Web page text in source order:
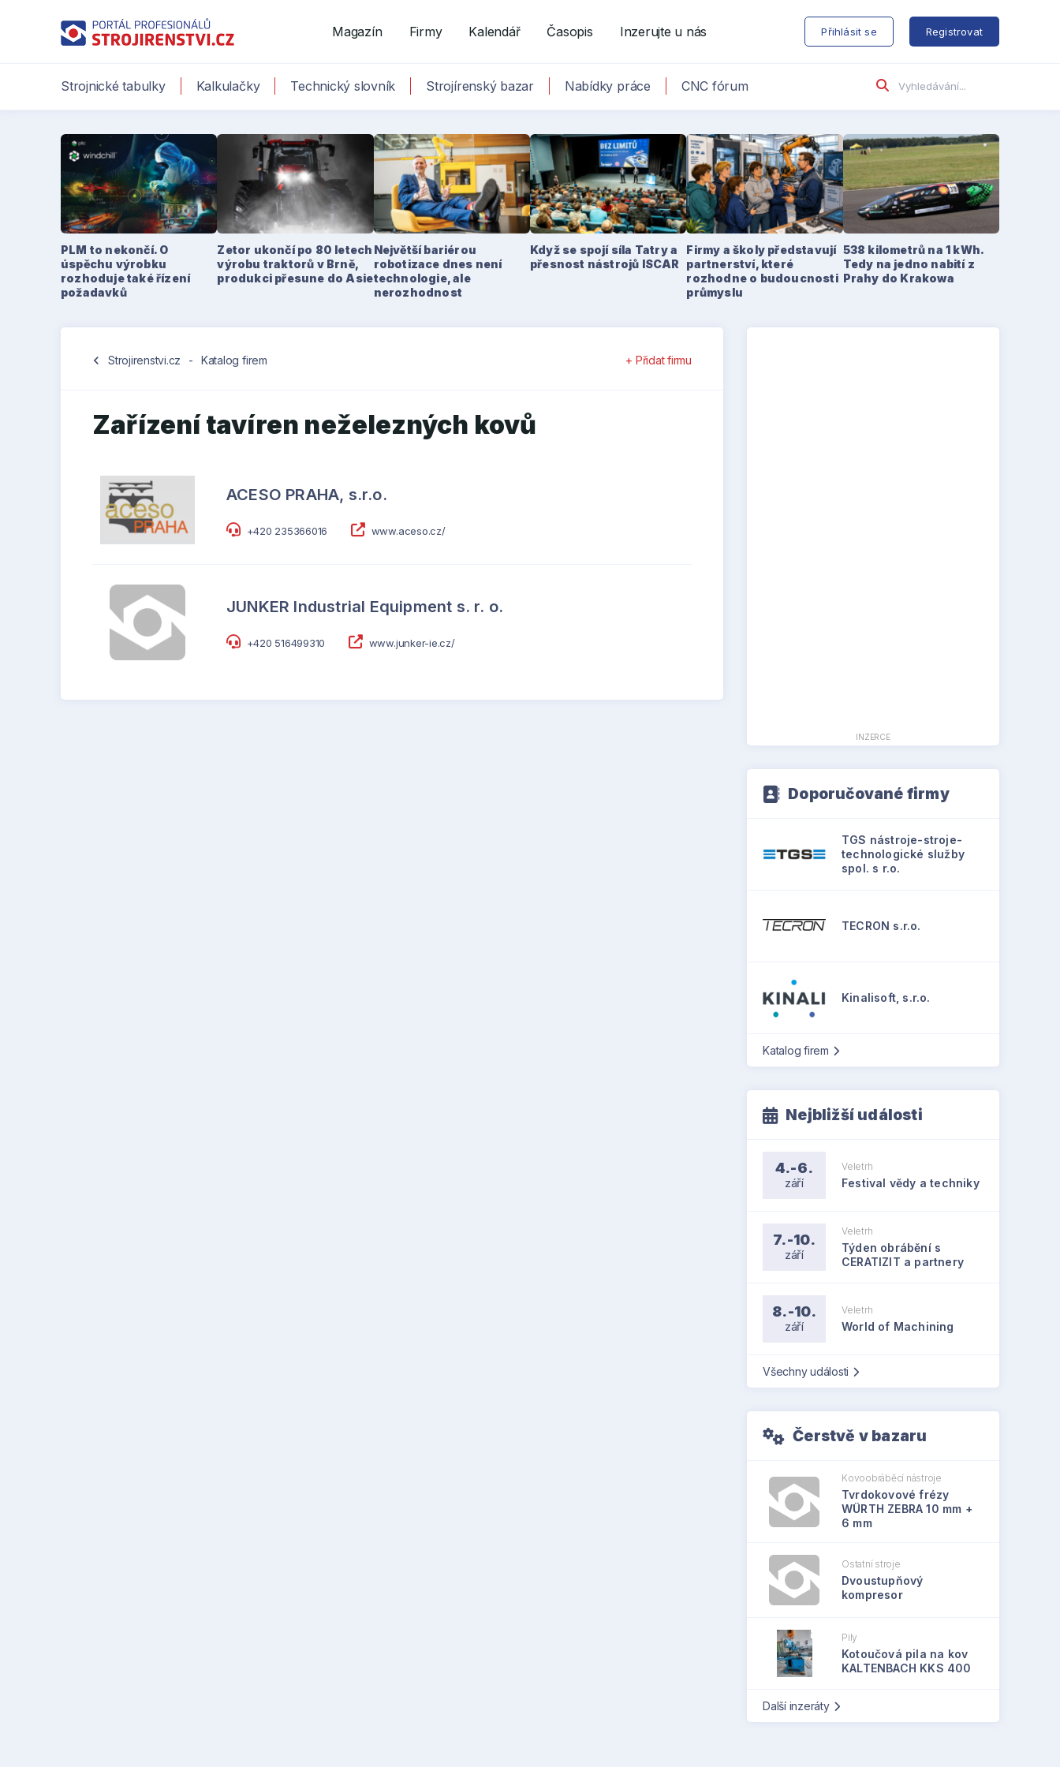
Magazín Firmy Kalendář Časopis Inzerujte u nás Přihlásit se Registrovat
Strojnické tabulky Kalkulačky Technický slovník Strojírenský bazar Nabídky práce CNC fórum
PLM to nekončí. O
úspěchu výrobku
rozhoduje také řízení
požadavků
Zetor ukončí po 80 letech
výrobu traktorů v Brně,
produkci přesune do Asie
Největší bariérou
robotizace dnes není
technologie, ale
nerozhodnost
Když se spojí síla Tatry a
přesnost nástrojů ISCAR
Firmy a školy představují
partnerství, které
rozhodne o budoucnosti
průmyslu
538 kilometrů na 1 kWh.
Tedy na jedno nabití z
Prahy do Krakowa
chevron_left Strojirenstvi.cz - Katalog firem + Přidat firmu
Zařízení tavíren neželezných kovů
ACESO PRAHA, s.r.o.
+420 235366016 www.aceso.cz/
JUNKER Industrial Equipment s. r. o.
+420 516499310 www.junker-ie.cz/
INZERCE
Doporučované firmy
TGS nástroje-stroje-
technologické služby
spol. s r.o.
TECRON s.r.o.
Kinalisoft, s.r.o.
Katalog firem
Nejbližší události
4.-6.
září
Veletrh
Festival vědy a techniky
7.-10.
září
Veletrh
Týden obrábění s
CERATIZIT a partnery
8.-10.
září
Veletrh
World of Machining
Všechny události
Čerstvě v bazaru
Kovoobráběcí nástroje
Tvrdokovové frézy
WÜRTH ZEBRA 10 mm +
6 mm
Ostatní stroje
Dvoustupňový
kompresor
Pily
Kotoučová pila na kov
KALTENBACH KKS 400
Další inzeráty